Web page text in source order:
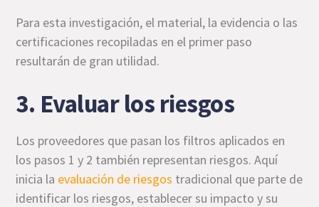
Para esta investigación, el material, la evidencia o las
certificaciones recopiladas en el primer paso
resultarán de gran utilidad.
3. Evaluar los riesgos
Los proveedores que pasan los filtros aplicados en
los pasos 1 y 2 también representan riesgos. Aquí
inicia la evaluación de riesgos tradicional que parte de
identificar los riesgos, establecer su impacto y su